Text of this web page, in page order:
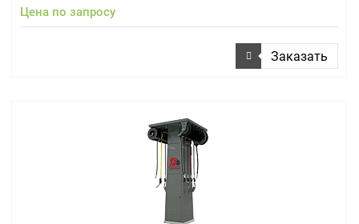
Цена по запросу
Заказать